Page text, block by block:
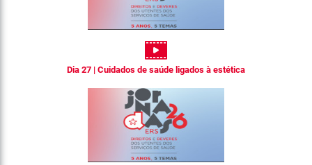
Dia 27 | Cuidados de saúde ligados à estética